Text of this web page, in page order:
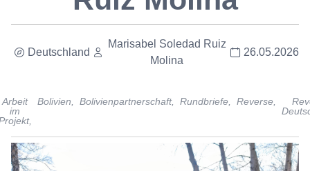
Deutschland
Marisabel Soledad Ruiz
Molina
26.05.2026
Arbeit
im
Bolivien, Bolivienpartnerschaft, Rundbriefe, Reverse,